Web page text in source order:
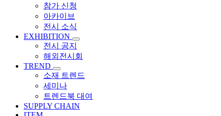
참가 신청
아카이브
전시 소식
EXHIBITION
전시 공지
해외전시회
TREND
소재 트렌드
세미나
트렌드북 대여
SUPPLY CHAIN